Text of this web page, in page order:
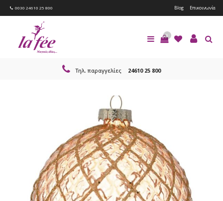
0030 24610 25 800 Blog Επικοινωνία
0
Τηλ. παραγγελίες 24610 25 800